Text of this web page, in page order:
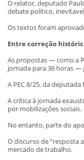
O relator, deputado
debate político,
Os textos foram
Entre correção
As propostas — como a
jornada para 36 horas —
A PEC 8/25, da deputada
A crítica à jornada
por mobilizações sociais.
No entanto, parte do
O discurso de “resposta
mercado de trabalho.